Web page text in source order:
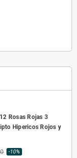
Rosas Rojas 3
Hipericos Rojos y
-10%